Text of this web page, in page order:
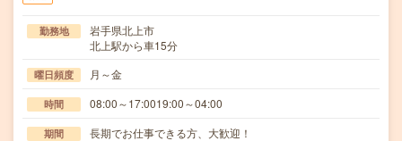
勤務地
岩手県北上市
北上駅から車15分
曜日頻度 月～金
時間 08:00～17:0019:00～04:00
期間 長期でお仕事できる方、大歓迎！